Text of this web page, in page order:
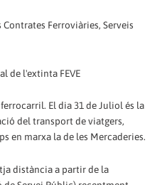
Ferroviàries, Serveis
de l'extinta FEVE
El dia 31 de Juliol és la
del transport de viatgers,
en marxa la de les Mercaderies.
distància a partir de la